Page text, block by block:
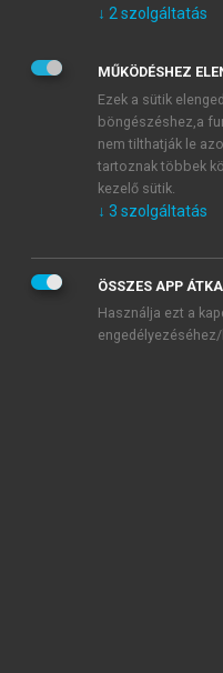
Kérek értesítést az
Adatkezelési
veszem és elfogadom.
Általános vásárlási
mersz.huoldalak
tudomásul veszem és
↓ 2 szolgáltatás
MŰKÖDÉSHEZ
Ezek a sütik
böngészéshez,a
nem tilthatják le
tartoznak többek
kezelő sütik.
↓ 3 szolgáltatás
ÖSSZES APP
Használja ezt a